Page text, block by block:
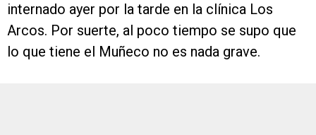
internado ayer por la tarde en la clínica Los
Arcos. Por suerte, al poco tiempo se supo que
lo que tiene el Muñeco no es nada grave.